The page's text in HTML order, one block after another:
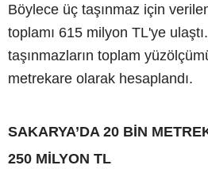
Böylece üç taşınmaz için
toplamı 615 milyon TL'ye
taşınmazların toplam
metrekare olarak hesaplandı.
SAKARYA’DA 20 BİN
250 MİLYON TL